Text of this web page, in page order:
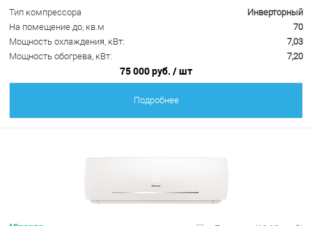
Тип компрессора
Инверторный
На помещение до, кв.м
70
Мощность охлаждения, кВт:
7,03
Мощность обогрева, кВт:
7,20
75 000 руб. / шт
Подробнее